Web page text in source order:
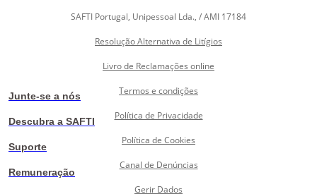
Junte-se a nós
Descubra a SAFTI
Suporte
Remuneração
SAFTI Portugal, Unipessoal Lda., / AMI 17184
Resolução Alternativa de Litígios
Livro de Reclamações online
Termos e condições
Política de Privacidade
Política de Cookies
Canal de Denúncias
Gerir Dados